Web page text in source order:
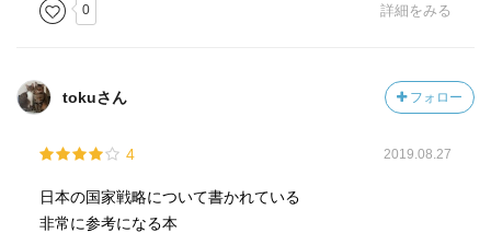
0 詳細をみる
tokuさん フォロー
4 2019.08.27
日本の国家戦略について書かれている
非常に参考になる本